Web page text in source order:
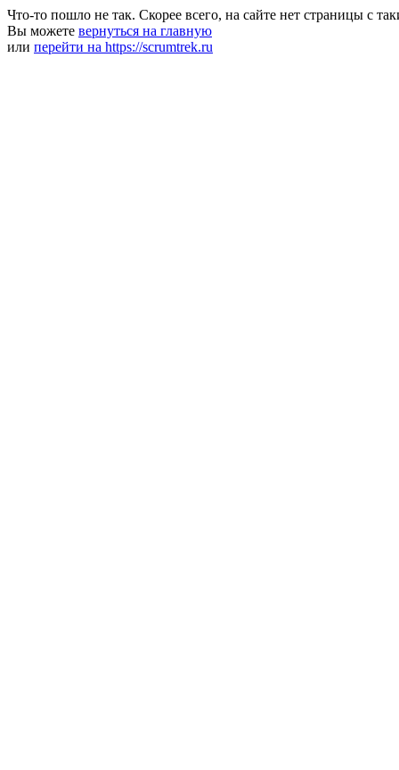
Что-то пошло не так. Скорее всего, на сайте нет страницы с
Вы можете вернуться на главную
или перейти на https://scrumtrek.ru